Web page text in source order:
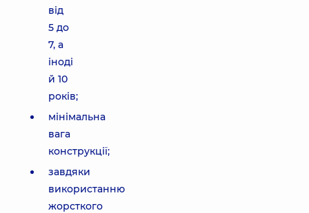
від
5 до
7, а
іноді
й 10
років;
мінімальна
вага
конструкції;
завдяки
використанню
жорсткого